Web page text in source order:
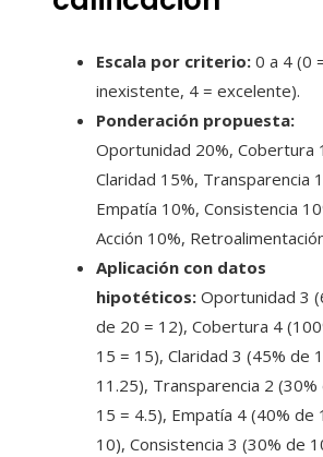
Escala por criterio: 0 a 4 (0
inexistente, 4 = excelente).
Ponderación propuesta:
Oportunidad 20%, Cobertura
Claridad 15%, Transparencia
Empatía 10%, Consistencia
Acción 10%,
Aplicación con datos
hipotéticos: Oportunidad 3
de 20 = 12), Cobertura 4
15 = 15), Claridad 3 (45% de
11.25), Transparencia 2 (30%
15 = 4.5), Empatía 4 (40% de
10), Consistencia 3 (30% de